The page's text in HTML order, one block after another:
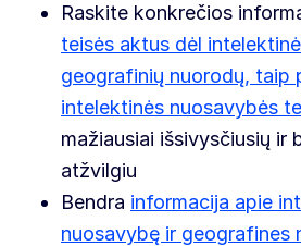
Raskite konkrečios
teisės aktus dėl
geografinių nuorodų, taip
intelektinės nuosavybės
mažiausiai išsivysčiusių ir
atžvilgiu
Bendra informacija apie
nuosavybę ir geografines